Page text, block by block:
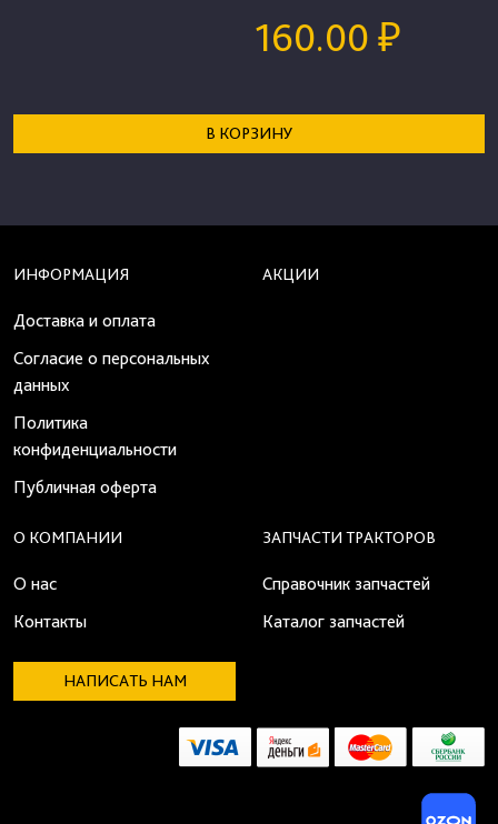
160.00 ₽
В КОРЗИНУ
ИНФОРМАЦИЯ
Доставка и оплата
Согласие о персональных
данных
Политика
конфиденциальности
Публичная оферта
АКЦИИ
О КОМПАНИИ
О нас
Контакты
ЗАПЧАСТИ ТРАКТОРОВ
Справочник запчастей
Каталог запчастей
НАПИСАТЬ НАМ